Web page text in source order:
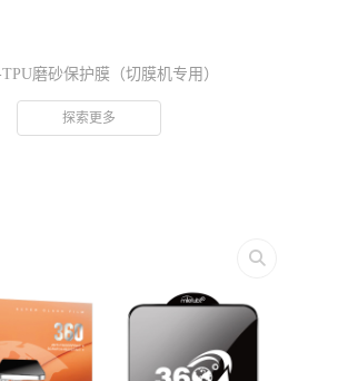
TPU磨砂保护膜（切膜机专用）
探索更多